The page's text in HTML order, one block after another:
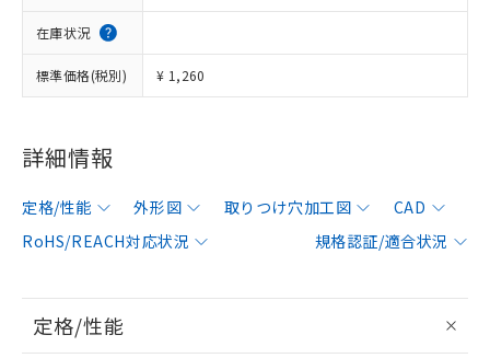
在庫状況
標準価格(税別) ¥ 1,260
詳細情報
定格/性能 外形図 取りつけ穴加工図
CAD
RoHS/REACH対応状況
規格認証/適合状況
定格/性能